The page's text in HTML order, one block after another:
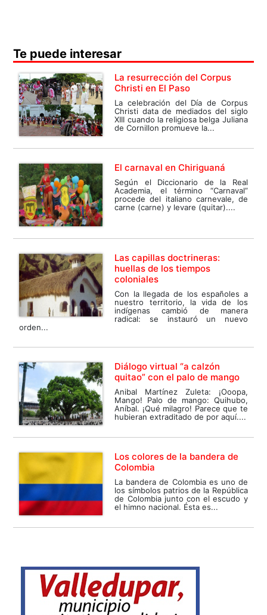
Te puede interesar
La resurrección del Corpus
Christi en El Paso
La celebración del Día de Corpus
Christi data de mediados del siglo
XIII cuando la religiosa belga Juliana
de Cornillon promueve la...
El carnaval en Chiriguaná
Según el Diccionario de la Real
Academia, el término “Carnaval”
procede del italiano carnevale, de
carne (carne) y levare (quitar)....
Las capillas doctrineras:
huellas de los tiempos
coloniales
Con la llegada de los españoles a
nuestro territorio, la vida de los
indígenas cambió de manera
radical: se instauró un nuevo
orden...
Diálogo virtual “a calzón
quitao” con el palo de mango
Anibal Martínez Zuleta: ¡Ooopa,
Mango! Palo de mango: Quihubo,
Aníbal. ¡Qué milagro! Parece que te
hubieran extraditado de por aquí....
Los colores de la bandera de
Colombia
La bandera de Colombia es uno de
los símbolos patrios de la República
de Colombia junto con el escudo y
el himno nacional. Ésta es...